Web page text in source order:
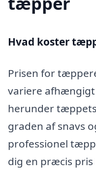
Hvad koster
Prisen for
variere
herunder
graden af snavs
professionel
dig en præcis pris